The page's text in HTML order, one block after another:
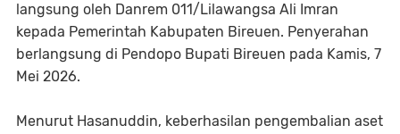
langsung oleh Danrem 011/Lilawangsa Ali Imran
kepada Pemerintah Kabupaten Bireuen. Penyerahan
berlangsung di Pendopo Bupati Bireuen pada Kamis, 7
Mei 2026.
Menurut Hasanuddin, keberhasilan pengembalian aset